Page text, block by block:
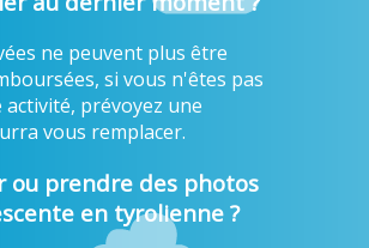
ne peuvent plus être
si vous n'êtes pas
prévoyez une
vous remplacer.
ou prendre des photos
en tyrolienne ?